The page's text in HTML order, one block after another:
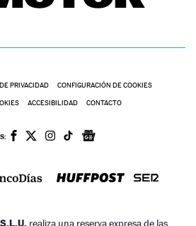
PRIVACIDAD CONFIGURACIÓN DE COOKIES
ACCESIBILIDAD CONTACTO
realiza una reserva expresa de las